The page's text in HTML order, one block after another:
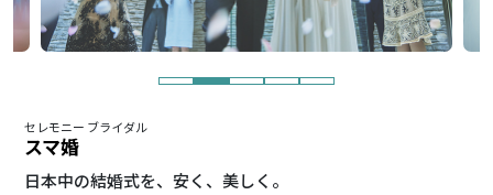
セレモニー ブライダル
スマ婚
日本中の結婚式を、安く、美しく。